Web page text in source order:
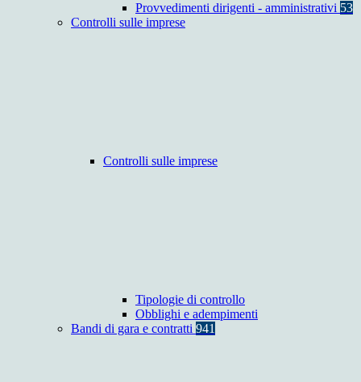
Provvedimenti dirigenti - amministrativi 53
Controlli sulle imprese
Controlli sulle imprese
Tipologie di controllo
Obblighi e adempimenti
Bandi di gara e contratti 941